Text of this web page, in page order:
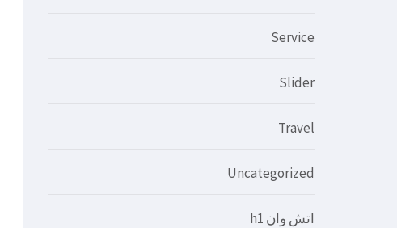
Service
Slider
Travel
Uncategorized
اتش وان h1